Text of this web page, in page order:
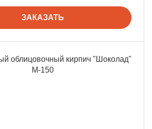
ЗАКАЗАТЬ